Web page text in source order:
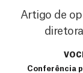
Artigo de
Conferência